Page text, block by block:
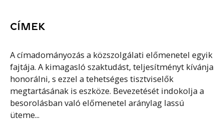
CÍMEK
A címadományozás a közszolgálati előmenetel egyik
fajtája. A kimagasló szaktudást, teljesítményt kívánja
honorálni, s ezzel a tehetséges tisztviselők
megtartásának is eszköze. Bevezetését indokolja a
besorolásban való előmenetel aránylag lassú
üteme...